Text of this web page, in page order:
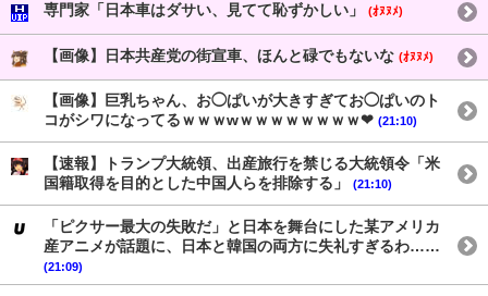
専門家「日本車はダサい、見てて恥ずかしい」 (ｵﾇﾇﾒ)
【画像】日本共産党の街宣車、ほんと碌でもないな (ｵﾇﾇﾒ)
【画像】巨乳ちゃん、お◯ぱいが大きすぎてお◯ぱいのト
コがシワになってるｗｗｗwｗｗｗｗｗｗｗｗ❤ (21:10)
【速報】トランプ大統領、出産旅行を禁じる大統領令「米
国籍取得を目的とした中国人らを排除する」
(21:10)
「ピクサー最大の失敗だ」と日本を舞台にした某アメリカ
産アニメが話題に、日本と韓国の両方に失礼すぎるわ……
(21:09)